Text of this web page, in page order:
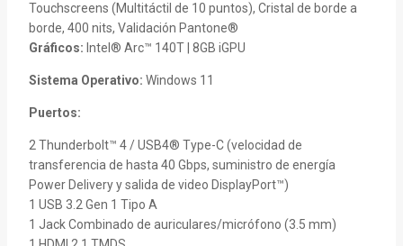
Touchscreens (Multitáctil de 10 puntos), Cristal de borde a
borde, 400 nits, Validación Pantone®
Gráficos: Intel® Arc™ 140T | 8GB iGPU
Sistema Operativo: Windows 11
Puertos:
2 Thunderbolt™ 4 / USB4® Type-C (velocidad de
transferencia de hasta 40 Gbps, suministro de energía
Power Delivery y salida de video DisplayPort™)
1 USB 3.2 Gen 1 Tipo A
1 Jack Combinado de auriculares/micrófono (3.5 mm)